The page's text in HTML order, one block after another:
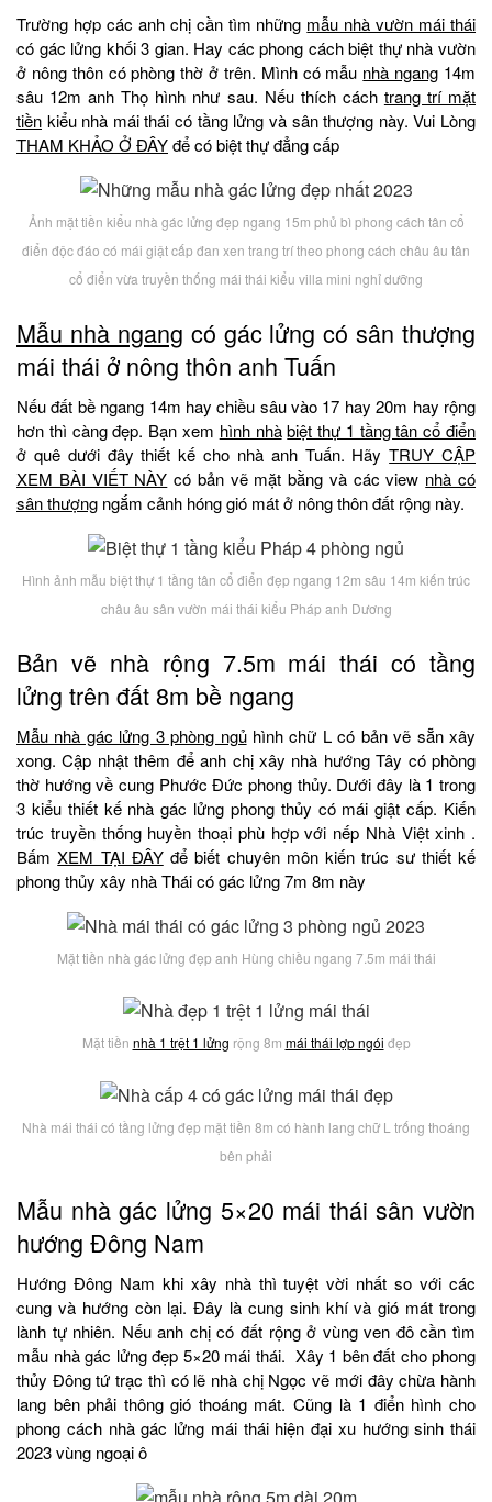
Trường hợp các anh chị cần tìm những mẫu nhà vườn mái thái
có gác lửng khối 3 gian. Hay các phong cách biệt thự nhà vườn
ở nông thôn có phòng thờ ở trên. Mình có mẫu nhà ngang 14m
sâu 12m anh Thọ hình như sau. Nếu thích cách trang trí mặt
tiền kiểu nhà mái thái có tầng lửng và sân thượng này. Vui Lòng
THAM KHẢO Ở ĐÂYđể có biệt thự đẳng cấp
Ảnh mặt tiền kiểu nhà gác lửng đẹp ngang 15m phủ bì phong cách tân cổ
điển độc đáo có mái giật cấp đan xen trang trí theo phong cách châu âu tân
cổ điển vừa truyền thống mái thái kiểu villa mini nghỉ dưỡng
Mẫu nhà ngang có gác lửng có sân thượng
mái thái ở nông thôn anh Tuấn
Nếu đất bề ngang 14m hay chiều sâu vào 17 hay 20m hay rộng
hơn thì càng đẹp. Bạn xem hình nhà biệt thự 1 tầng tân cổ điển
ở quê dưới đây thiết kế cho nhà anh Tuấn. HãyTRUY CẬP
XEM BÀI VIẾT NÀY có bản vẽ mặt bằng và các view nhà có
sân thượng ngắm cảnh hóng gió mát ở nông thôn đất rộng này.
Hình ảnh mẫu biệt thự 1 tầng tân cổ điển đẹp ngang 12m sâu 14m kiến trúc
châu âu sân vườn mái thái kiểu Pháp anh Dương
Bản vẽ nhà rộng 7.5m mái thái có tầng
lửng trên đất 8m bề ngang
Mẫu nhà gác lửng 3 phòng ngủhình chữ L có bản vẽ sẵn xây
xong. Cập nhật thêm để anh chị xây nhà hướng Tây có phòng
thờ hướng về cung Phước Đức phong thủy. Dưới đây là 1 trong
3 kiểu thiết kế nhà gác lửng phong thủy có mái giật cấp. Kiến
trúc truyền thống huyền thoại phù hợp với nếp Nhà Việt xinh .
BấmXEM TẠI ĐÂYđể biết chuyên môn kiến trúc sư thiết kế
phong thủy xây nhà Thái có gác lửng 7m 8m này
Mặt tiền nhà gác lửng đẹp anh Hùng chiều ngang 7.5m mái thái
Mặt tiền nhà 1 trệt 1 lửng rộng 8m mái thái lợp ngói đẹp
Nhà mái thái có tầng lửng đẹp mặt tiền 8m có hành lang chữ L trống thoáng
bên phải
Mẫu nhà gác lửng 5×20 mái thái sân vườn
hướng Đông Nam
Hướng Đông Nam khi xây nhà thì tuyệt vời nhất so với các
cung và hướng còn lại. Đây là cung sinh khí và gió mát trong
lành tự nhiên. Nếu anh chị có đất rộng ở vùng ven đô cần tìm
mẫu nhà gác lửng đẹp 5×20 mái thái. Xây 1 bên đất cho phong
thủy Đông tứ trạc thì có lẽ nhà chị Ngọc vẽ mới đây chừa hành
lang bên phải thông gió thoáng mát. Cũng là 1 điển hình cho
phong cách nhà gác lửng mái thái hiện đại xu hướng sinh thái
2023 vùng ngoại ô